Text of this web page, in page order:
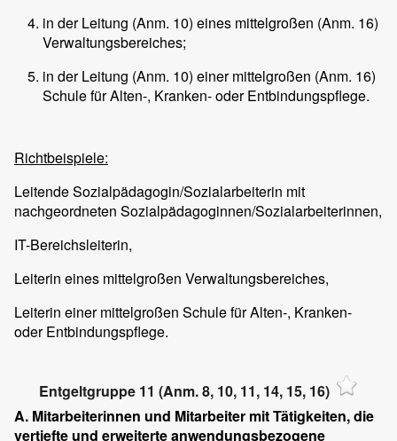
in der Leitung (Anm. 10) eines mittelgroßen (Anm. 16)
Verwaltungsbereiches;
in der Leitung (Anm. 10) einer mittelgroßen (Anm. 16)
Schule für Alten-, Kranken- oder Entbindungspflege.
Richtbeispiele:
Leitende Sozialpädagogin/Sozialarbeiterin mit
nachgeordneten Sozialpädagoginnen/Sozialarbeiterinnen,
IT-Bereichsleiterin,
Leiterin eines mittelgroßen Verwaltungsbereiches,
Leiterin einer mittelgroßen Schule für Alten-, Kranken-
oder Entbindungspflege.
Entgeltgruppe 11 (Anm. 8, 10, 11, 14, 15, 16)
A. Mitarbeiterinnen und Mitarbeiter mit Tätigkeiten, die
vertiefte und erweiterte anwendungsbezogene